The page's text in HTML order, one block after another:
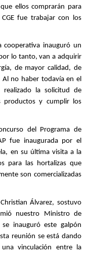
ellos comprarán para
fue trabajar con los
cooperativa inauguró un
lo tanto, van a adquirir
de mayor calidad, de
no haber todavía en el
la solicitud de
productos y cumplir los
del Programa de
fue inaugurada por el
en su última visita a la
para las hortalizas que
son comercializadas
Álvarez, sostuvo
nuestro Ministro de
se inauguró este galpón
reunión se está dando
vinculación entre la